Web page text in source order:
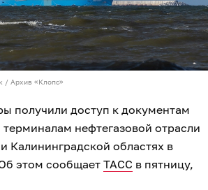
/ Архив «Клопс»
получили доступ к документам
нефтегазовой отрасли
Калининградской областях в
этом сообщает ТАСС в пятницу,